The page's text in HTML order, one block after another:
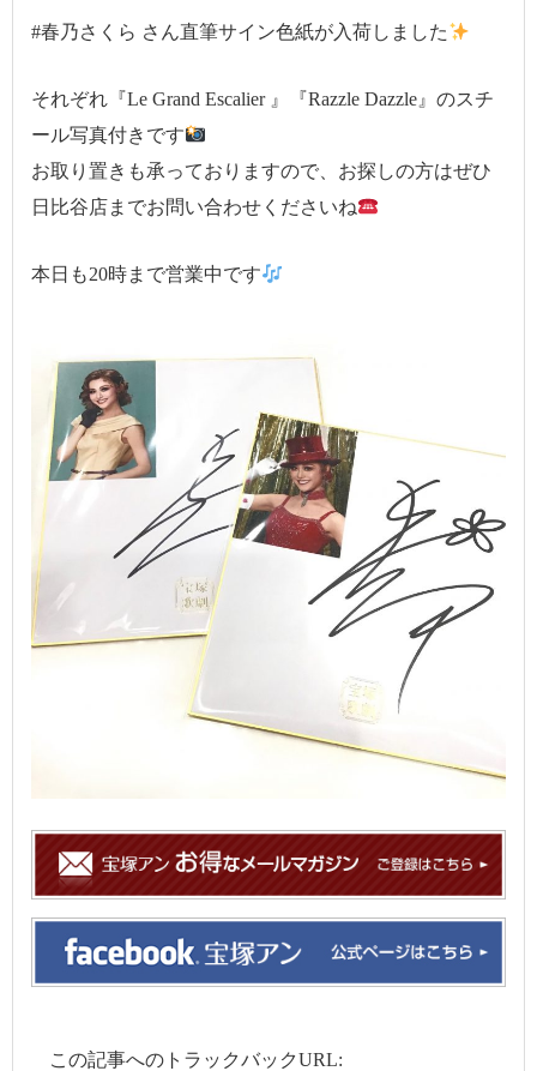
#春乃さくら さん直筆サイン色紙が入荷しました
それぞれ『Le Grand Escalier 』『Razzle Dazzle』のスチ
ール写真付きです
お取り置きも承っておりますので、お探しの方はぜひ
日比谷店までお問い合わせくださいね
本日も20時まで営業中です
この記事へのトラックバックURL: